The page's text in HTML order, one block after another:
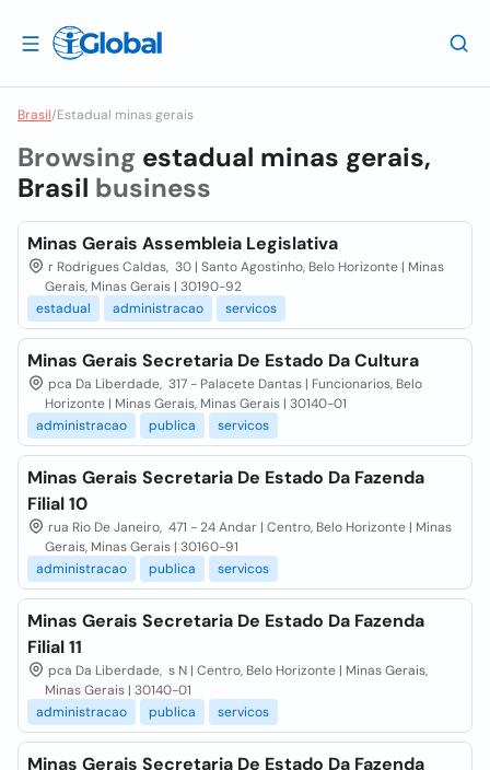
Brasil/Estadual minas gerais
Browsing estadual minas gerais,
Brasil business
Minas Gerais Assembleia Legislativa
r Rodrigues Caldas, 30 | Santo Agostinho, Belo Horizonte | Minas
Gerais, Minas Gerais | 30190-92
estadual
administracao servicos
Minas Gerais Secretaria De Estado Da Cultura
pca Da Liberdade, 317 - Palacete Dantas | Funcionarios, Belo
Horizonte | Minas Gerais, Minas Gerais | 30140-01
administracao
publica servicos
Minas Gerais Secretaria De Estado Da Fazenda
Filial 10
rua Rio De Janeiro, 471 - 24 Andar | Centro, Belo Horizonte | Minas
Gerais, Minas Gerais | 30160-91
administracao
publica servicos
Minas Gerais Secretaria De Estado Da Fazenda
Filial 11
pca Da Liberdade, s N | Centro, Belo Horizonte | Minas Gerais,
Minas Gerais | 30140-01
administracao
publica servicos
Minas Gerais Secretaria De Estado Da Fazenda